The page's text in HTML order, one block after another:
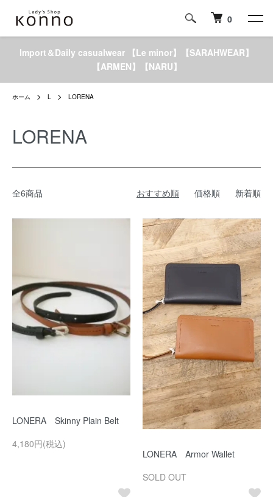
0
Import＆Daily casualwear 【Le minor】【SARAHWEAR】
【ARMEN】【NARU】
ホーム L LORENA
LORENA
全6商品 おすすめ順 価格順 新着順
LONERA Skinny Plain Belt
4,180円(税込)
LONERA Armor Wallet
SOLD OUT